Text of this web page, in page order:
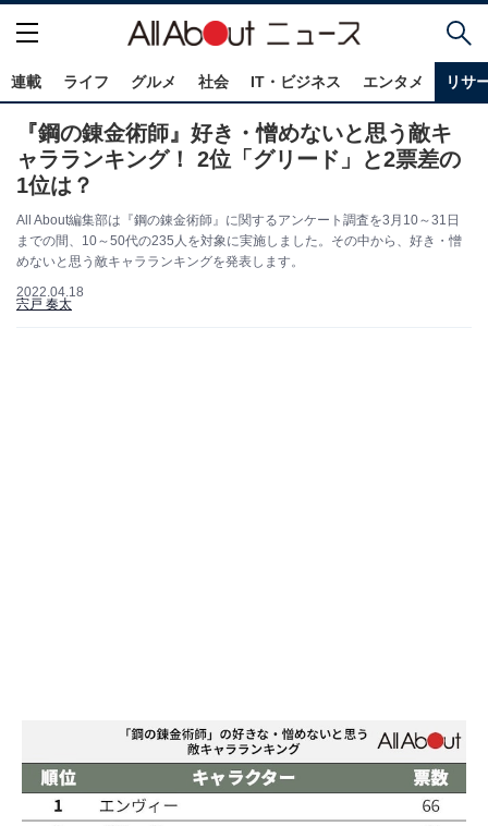
連載 ライフ グルメ 社会 IT・ビジネス エンタメ リサ
『鋼の錬金術師』好き・憎めないと思う敵キ
ャラランキング！ 2位「グリード」と2票差の
1位は？
All About編集部は『鋼の錬金術師』に関するアンケート調査を3月10～31日
までの間、10～50代の235人を対象に実施しました。その中から、好き・憎
めないと思う敵キャラランキングを発表します。
2022.04.18
宍戸 奏太